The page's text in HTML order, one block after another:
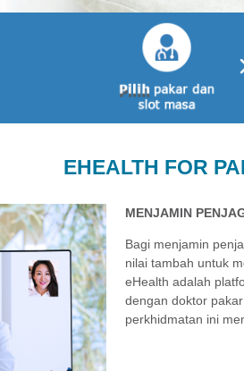
EHEALTH FOR
MENJAMIN
Bagi menjamin
nilai tambah untuk
eHealth adalah
dengan doktor
perkhidmatan ini